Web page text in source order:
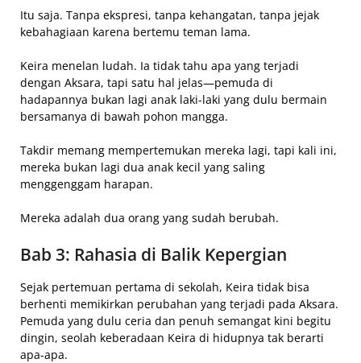
Itu saja. Tanpa ekspresi, tanpa kehangatan, tanpa jejak
kebahagiaan karena bertemu teman lama.
Keira menelan ludah. Ia tidak tahu apa yang terjadi
dengan Aksara, tapi satu hal jelas—pemuda di
hadapannya bukan lagi anak laki-laki yang dulu bermain
bersamanya di bawah pohon mangga.
Takdir memang mempertemukan mereka lagi, tapi kali ini,
mereka bukan lagi dua anak kecil yang saling
menggenggam harapan.
Mereka adalah dua orang yang sudah berubah.
Bab 3: Rahasia di Balik Kepergian
Sejak pertemuan pertama di sekolah, Keira tidak bisa
berhenti memikirkan perubahan yang terjadi pada Aksara.
Pemuda yang dulu ceria dan penuh semangat kini begitu
dingin, seolah keberadaan Keira di hidupnya tak berarti
apa-apa.